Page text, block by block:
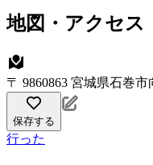
地図・アクセス
〒 9860863 宮城県石巻
保存する
行った